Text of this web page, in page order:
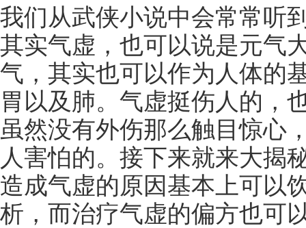
我们从武侠小说中会常常听
其实气虚，也可以说是元气
气，其实也可以作为人体的
胃以及肺。气虚挺伤人的，
虽然没有外伤那么触目惊心
人害怕的。接下来就来大揭
造成气虚的原因基本上可以
析，而治疗气虚的偏方也可